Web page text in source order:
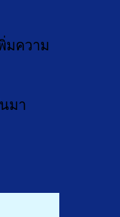
มความ
มา